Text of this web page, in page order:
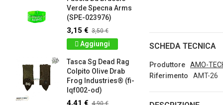
SCHEDA TECNICA
Produttore
AMO-
Riferimento
AMT-26
Verde Specna Arms
(SPE-023976)
3,15 € 3,50 €
Aggiungi
Tasca Sg Dead Rag
Colpito Olive Drab
Frog Industries® (fi-
lqf002-od)
4,41 €
2,61 €